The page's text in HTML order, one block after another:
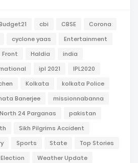
cbi CBSE
Corona
cyclone yaas
Entertainment
Front Haldia
india
ipl 2021
IPL2020
Kolkata
kolkata Police
Banerjee
missionnabanna
North 24 Parganas
pakistan
Sikh Pilgrims Accident
Sports State
Top Stories
Election
Weather Update